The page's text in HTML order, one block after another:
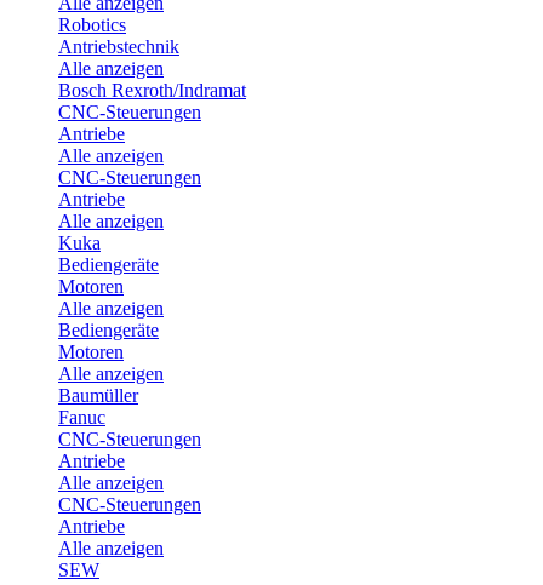
Robotics
Antriebstechnik
Alle anzeigen
Bosch Rexroth/Indramat
CNC-Steuerungen
Antriebe
Alle anzeigen
CNC-Steuerungen
Antriebe
Alle anzeigen
Kuka
Bediengeräte
Motoren
Alle anzeigen
Bediengeräte
Motoren
Alle anzeigen
Baumüller
Fanuc
CNC-Steuerungen
Antriebe
Alle anzeigen
CNC-Steuerungen
Antriebe
Alle anzeigen
SEW